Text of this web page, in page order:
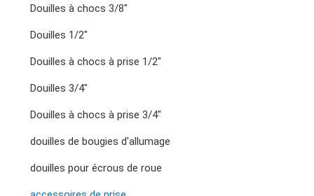
clés à cliquet à double anneau
clés à fourche doubles
Accessoires entraînement 1/4"
Cliquets et poignées à entraînement 1/2"
Douilles à chocs 3/8"
Douilles 1/2"
Douilles à chocs à prise 1/2"
Douilles 3/4"
Douilles à chocs à prise 3/4"
douilles de bougies d'allumage
douilles pour écrous de roue